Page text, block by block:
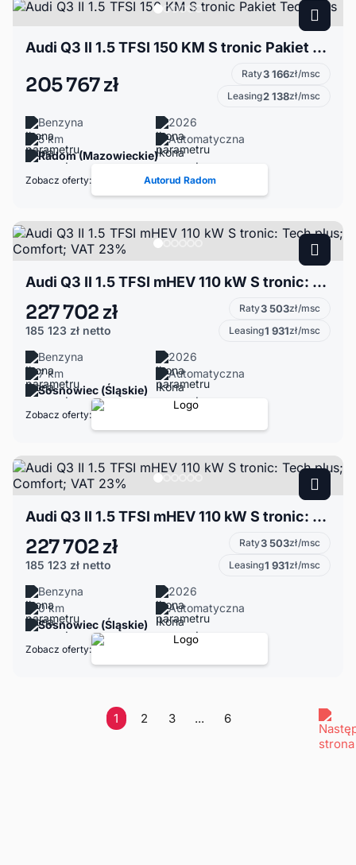
Audi Q3 II 1.5 TFSI 150 KM S tronic Pakiet Tech plus
205 767 zł Raty3 166zł/msc
Leasing2 138zł/msc
Benzyna
2026
5 km
Automatyczna
Radom (Mazowieckie)
Zobacz oferty: Autorud Radom
Audi Q3 II 1.5 TFSI mHEV 110 kW S tronic: Tech plus; Comfort; VAT 23%
227 702 zł
185 123 zł netto
Raty3 503zł/msc
Leasing1 931zł/msc
Benzyna
2026
7 km
Automatyczna
Sosnowiec (Śląskie)
Zobacz oferty:
Audi Q3 II 1.5 TFSI mHEV 110 kW S tronic: Tech plus; Comfort; VAT 23%
227 702 zł
185 123 zł netto
Raty3 503zł/msc
Leasing1 931zł/msc
Benzyna
2026
0 km
Automatyczna
Sosnowiec (Śląskie)
Zobacz oferty:
1 2 3 ... 6